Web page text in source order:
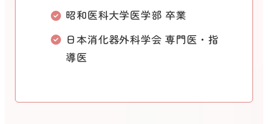
昭和医科大学医学部 卒業
日本消化器外科学会 専門医・指
導医